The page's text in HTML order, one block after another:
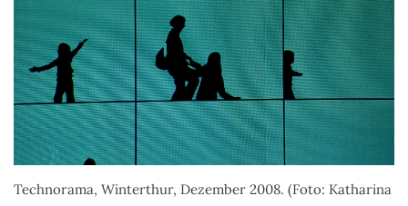
Technorama, Winterthur, Dezember 2008. (Foto: Katharina